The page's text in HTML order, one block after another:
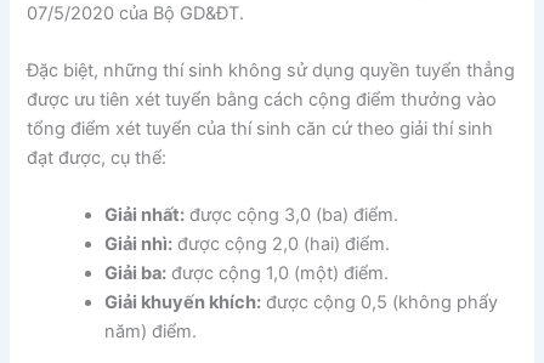
07/5/2020 của Bộ GD&ĐT.
Đặc biệt, những thí sinh không sử dụng quyền tuyển thẳng
được ưu tiên xét tuyển bằng cách cộng điểm thưởng vào
tổng điểm xét tuyển của thí sinh căn cứ theo giải thí sinh
đạt được, cụ thể:
Giải nhất: được cộng 3,0 (ba) điểm.
Giải nhì: được cộng 2,0 (hai) điểm.
Giải ba: được cộng 1,0 (một) điểm.
Giải khuyến khích: được cộng 0,5 (không phẩy
năm) điểm.